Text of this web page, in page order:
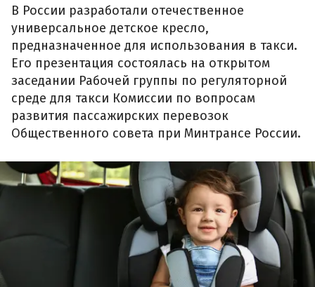
В России разработали отечественное
универсальное детское кресло,
предназначенное для использования в такси.
Его презентация состоялась на открытом
заседании Рабочей группы по регуляторной
среде для такси Комиссии по вопросам
развития пассажирских перевозок
Общественного совета при Минтрансе России.